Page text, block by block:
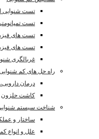
تست شنوایی
تست
تست های
تست های
غربالگری
راه حل های کم
درمان
کاشت حلزون
شناخت سیستم
ساختار و
علل و انواع